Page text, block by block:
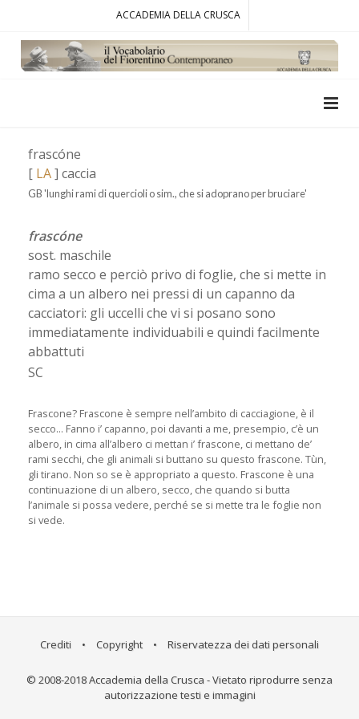
ACCADEMIA DELLA CRUSCA
frascóne
[ LA] caccia
GB 'lunghi rami di quercioli o sim., che si adoprano per bruciare'
frascóne
sost. maschile
ramo secco e perciò privo di foglie, che si mette in
cima a un albero nei pressi di un capanno da
cacciatori: gli uccelli che vi si posano sono
immediatamente individuabili e quindi facilmente
abbattuti
SC
Frascone? Frascone è sempre nell’ambito di cacciagione, è il
secco... Fanno i’ capanno, poi davanti a me, presempio, c’è un
albero, in cima all’albero ci mettan i’ frascone, ci mettano de’
rami secchi, che gli animali si buttano su questo frascone. Tùn,
gli tirano. Non so se è appropriato a questo. Frascone è una
continuazione di un albero, secco, che quando si butta
l’animale si possa vedere, perché se si mette tra le foglie non
si vede.
Crediti • Copyright • Riservatezza dei dati personali
© 2008-2018 Accademia della Crusca - Vietato riprodurre senza
autorizzazione testi e immagini